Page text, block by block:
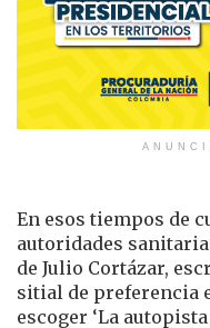
En esos tiempos de
autoridades
de Julio Cortázar,
sitial de preferencia
escoger ‘La